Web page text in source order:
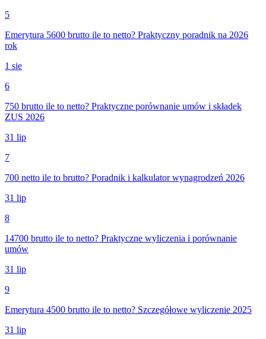
5
Emerytura 5600 brutto ile to netto? Praktyczny poradnik na 2026
rok
1 sie
6
750 brutto ile to netto? Praktyczne porównanie umów i składek
ZUS 2026
31 lip
7
700 netto ile to brutto? Poradnik i kalkulator wynagrodzeń 2026
31 lip
8
14700 brutto ile to netto? Praktyczne wyliczenia i porównanie
umów
31 lip
9
Emerytura 4500 brutto ile to netto? Szczegółowe wyliczenie 2025
31 lip